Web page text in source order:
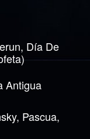
Día De
Antigua
Pascua,